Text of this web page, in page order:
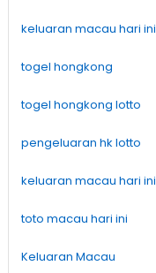
keluaran macau hari ini
togel hongkong
togel hongkong lotto
pengeluaran hk lotto
keluaran macau hari ini
toto macau hari ini
Keluaran Macau